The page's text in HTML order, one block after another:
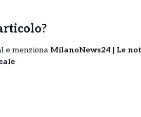
e menziona MilanoNews24 | Le